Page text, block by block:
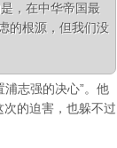
，在中华帝国最
的根源，但我们没
志强的决心”。他
的迫害，也躲不过